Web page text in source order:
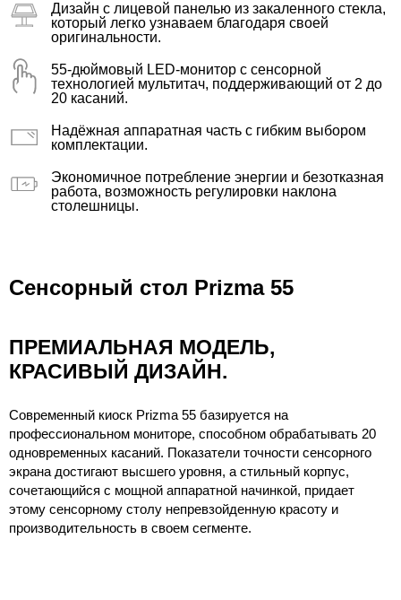
Дизайн с лицевой панелью из закаленного стекла,
который легко узнаваем благодаря своей
оригинальности.
55-дюймовый LED-монитор с сенсорной
технологией мультитач, поддерживающий от 2 до
20 касаний.
Надёжная аппаратная часть с гибким выбором
комплектации.
Экономичное потребление энергии и безотказная
работа, возможность регулировки наклона
столешницы.
Сенсорный стол Prizma 55
ПРЕМИАЛЬНАЯ МОДЕЛЬ,
КРАСИВЫЙ ДИЗАЙН.
Современный киоск Prizma 55 базируется на
профессиональном мониторе, способном обрабатывать 20
одновременных касаний. Показатели точности сенсорного
экрана достигают высшего уровня, а стильный корпус,
сочетающийся с мощной аппаратной начинкой, придает
этому сенсорному столу непревзойденную красоту и
производительность в своем сегменте.